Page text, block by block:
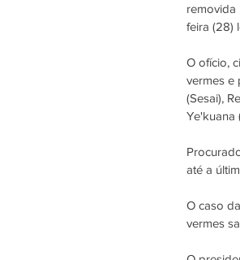
removida
feira (28)
O ofício,
vermes e
(Sesai),
Ye'kuana
até a
O caso
vermes